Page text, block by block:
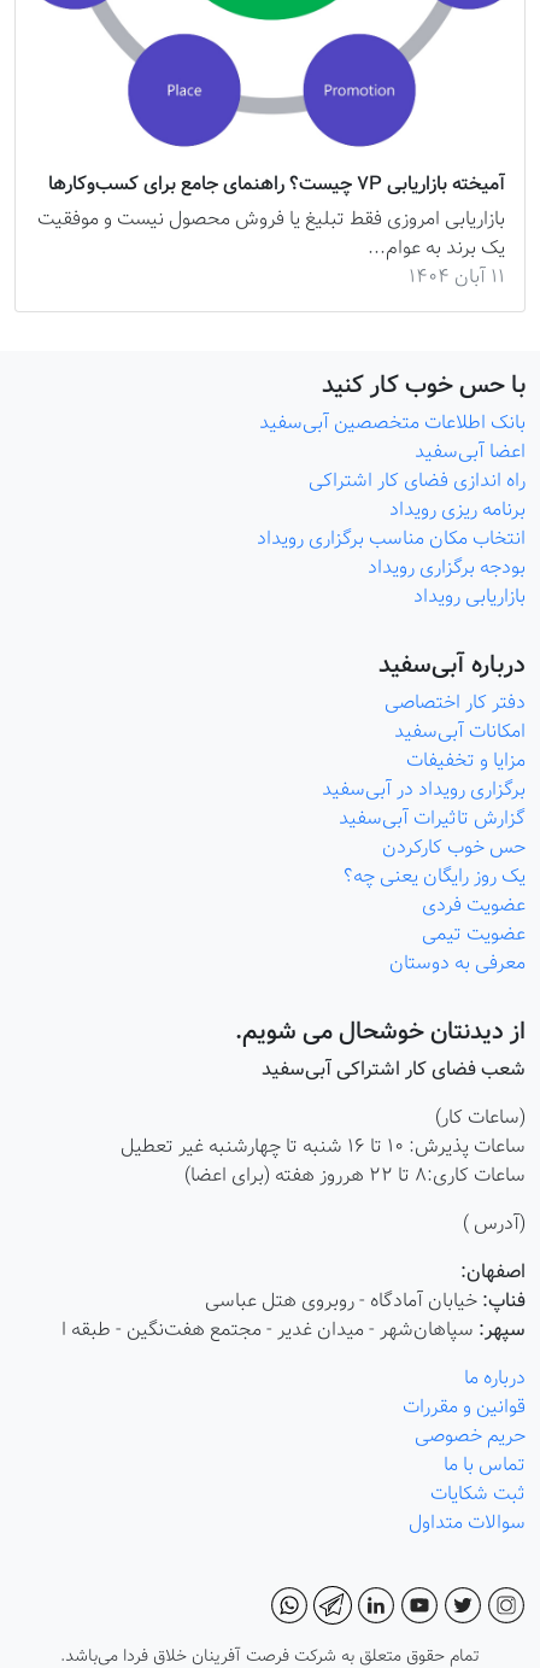
آمیخته بازاریابی 7P چیست؟ راهنمای جامع برای کسب‌وکارها
بازاریابی امروزی فقط تبلیغ یا فروش محصول نیست و موفقیت
یک برند به عوام...
حس خوب کار کنید
اطلاعات متخصصین آبی‌سفید
آبی‌سفید
اندازی فضای کار اشتراکی
ریزی رویداد
مکان مناسب برگزاری رویداد
برگزاری رویداد
رویداد
آبی‌سفید
کار اختصاصی
آبی‌سفید
و تخفیفات
رویداد در آبی‌سفید
تاثیرات آبی‌سفید
خوب کارکردن
روز رایگان یعنی چه؟
فردی
تیمی
به دوستان
دیدنتان خوشحال می شویم.
فضای کار اشتراکی آبی‌سفید
کار)
پذیرش: ۱۰ تا ۱۶ شنبه تا چهارشنبه غیر تعطیل
کاری:8 تا 22 هرروز هفته (برای اعضا)
)
خیابان آمادگاه - روبروی هتل عباسی
سپاهان‌شهر - میدان غدیر - مجتمع هفت‌نگین - طبقه ا
ما
و مقررات
خصوصی
با ما
شکایات
متداول
تمام حقوق متعلق به شرکت فرصت آفرینان خلاق فردا می‌باشد.